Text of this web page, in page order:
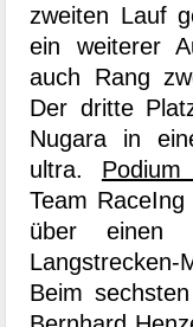
zweiten Lauf
ein weiterer
auch Rang
Der dritte
Nugara in
ultra.
Team
über einen
Beim